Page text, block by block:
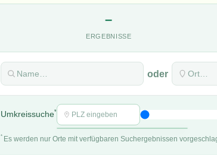
–
ERGEBNISSE
oder
Umkreissuche*
* Es werden nur Orte mit verfügbaren Suchergebnissen